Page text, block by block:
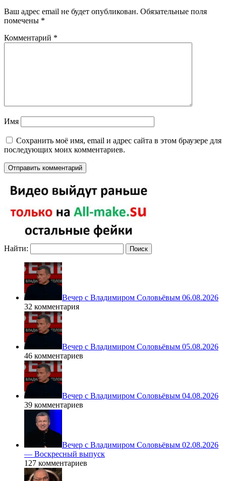
Ваш адрес email не будет опубликован. Обязательные поля
помечены *
Комментарий *
Имя
Сохранить моё имя, email и адрес сайта в этом браузере для
последующих моих комментариев.
Найти:
Вечер с Владимиром Соловьёвым 06.08.2026
32 комментария
Вечер с Владимиром Соловьёвым 05.08.2026
46 комментариев
Вечер с Владимиром Соловьёвым 04.08.2026
39 комментариев
Вечер с Владимиром Соловьёвым 02.08.2026
— Воскресный выпуск
127 комментариев